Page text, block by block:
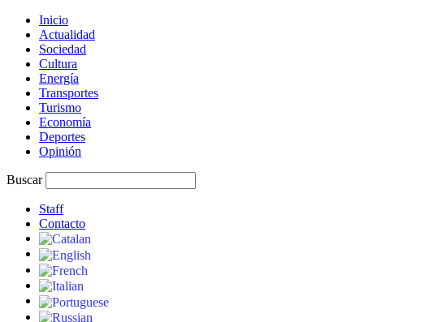
Inicio
Actualidad
Sociedad
Cultura
Energía
Transportes
Turismo
Economía
Deportes
Opinión
Buscar
Staff
Contacto